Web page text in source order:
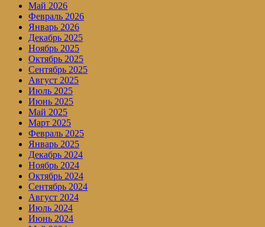
Май 2026
Февраль 2026
Январь 2026
Декабрь 2025
Ноябрь 2025
Октябрь 2025
Сентябрь 2025
Август 2025
Июль 2025
Июнь 2025
Май 2025
Март 2025
Февраль 2025
Январь 2025
Декабрь 2024
Ноябрь 2024
Октябрь 2024
Сентябрь 2024
Август 2024
Июль 2024
Июнь 2024